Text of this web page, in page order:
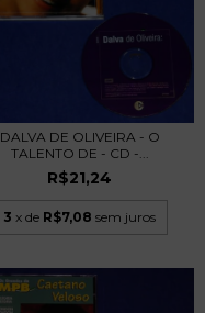
DALVA DE OLIVEIRA - O
TALENTO DE - CD -...
R$21,24
3 x de R$7,08 sem juros